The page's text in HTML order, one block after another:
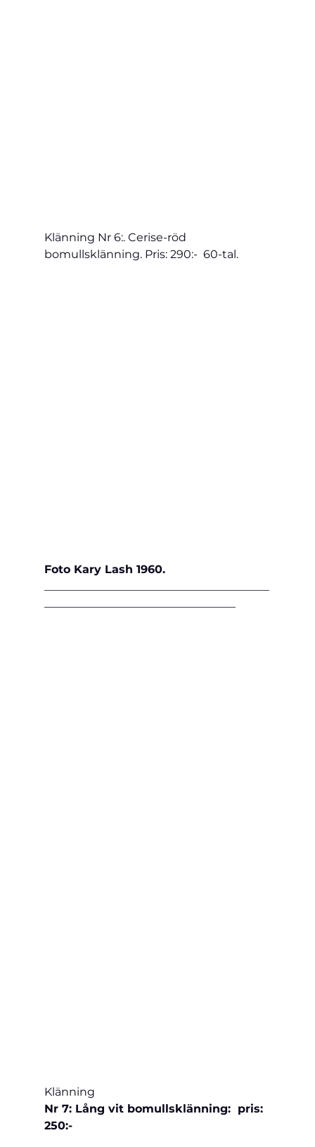
Klänning Nr 6:. Cerise-röd
bomullsklänning. Pris: 290:- 60-tal.
Foto Kary Lash 1960.
Klänning
Nr 7: Lång vit bomullsklänning:  pris:
250:-